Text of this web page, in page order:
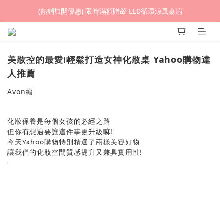
(熱銷加開優惠) 限時滿額贈🎁 LED循環涼風桌扇
(熱銷加開優惠) 限時滿額贈🎁 LED循環涼風桌扇
城鎮韌性(防空)演習期間，網頁載入速度可能延遲。
(熱銷加開優惠) 限時滿額贈🎁 LED循環涼風桌扇
美妝控的最愛!輕鬆打造女神化妝桌 Yahoo購物達
人推薦
Avon編
化妝保養是每個女孩的必經之路
但你有想過要讓這件事更升級嘛!
今天Yahoo購物特別精選了兩樣美容好物
讓我們的化妝空間質感提升又兼具實用性!
-